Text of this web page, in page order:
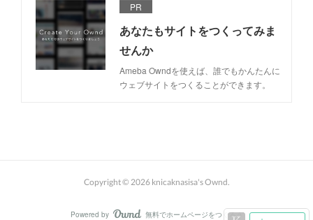
PR
あなたもサイトをつくってみま
せんか
Ameba Owndを使えば、誰でもかんたんに
ウェブサイトをつくることができます。
Copyright © 2026 knicaknasisa's Ownd.
Powered by 無料でホームページをつくろう